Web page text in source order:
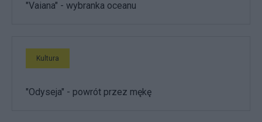
"Vaiana" - wybranka oceanu
Kultura
"Odyseja" - powrót przez mękę